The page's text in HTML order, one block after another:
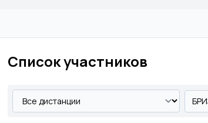
Список участников